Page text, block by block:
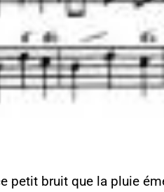
petit bruit que la pluie